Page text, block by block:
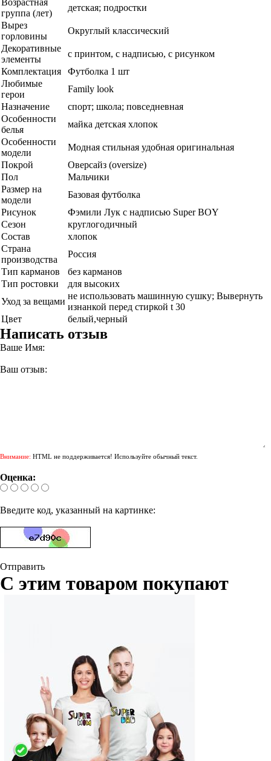
Возрастная
группа (лет)
детская; подростки
Вырез
горловины
Округлый классический
Декоративные
элементы
с принтом, с надписью, с рисунком
Комплектация
Футболка 1 шт
Любимые
герои
Family look
Назначение
спорт; школа; повседневная
Особенности
белья
майка детская хлопок
Особенности
модели
Модная стильная удобная оригинальная
Покрой
Оверсайз (oversize)
Пол
Мальчики
Размер на
модели
Базовая футболка
Рисунок
Фэмили Лук с надписью Super BOY
Сезон
круглогодичный
Состав
хлопок
Страна
производства
Россия
Тип карманов
без карманов
Тип ростовки
для высоких
Уход за вещами
не использовать машинную сушку; Вывернуть
изнанкой перед стиркой t 30
Цвет
белый,черный
Написать отзыв
Ваше Имя:
Ваш отзыв:
Внимание: HTML не поддерживается! Используйте обычный текст.
Оценка:
Введите код, указанный на картинке:
Отправить
С этим товаром покупают